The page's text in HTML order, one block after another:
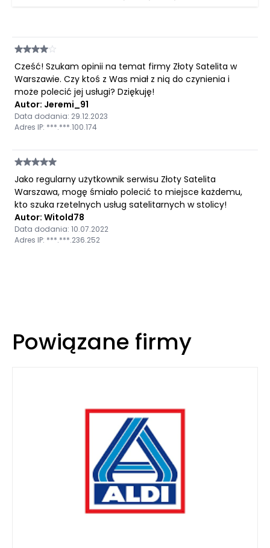
Cześć! Szukam opinii na temat firmy Złoty Satelita w
Warszawie. Czy ktoś z Was miał z nią do czynienia i
może polecić jej usługi? Dziękuję!
Autor: Jeremi_91
Data dodania: 29.12.2023
Adres IP: ***.***.100.174
Jako regularny użytkownik serwisu Złoty Satelita
Warszawa, mogę śmiało polecić to miejsce każdemu,
kto szuka rzetelnych usług satelitarnych w stolicy!
Autor: Witold78
Data dodania: 10.07.2022
Adres IP: ***.***.236.252
Powiązane firmy